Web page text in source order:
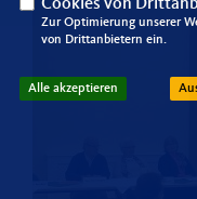
Cookies von
Zur Optimierung unserer
von Drittanbietern ein.
Alle akzeptieren